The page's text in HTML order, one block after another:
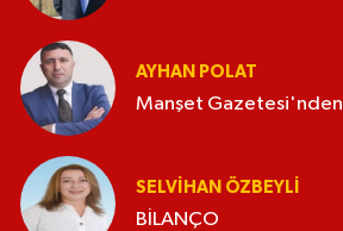
AYHAN POLAT
Manşet Gazetesi'nden
SELVIHAN ÖZBEYLI
BİLANÇO